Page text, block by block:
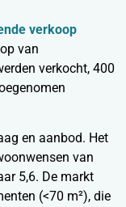
verkoop
van
verkocht, 400
en aanbod. Het
van
5,6. De markt
(<70 m²), die